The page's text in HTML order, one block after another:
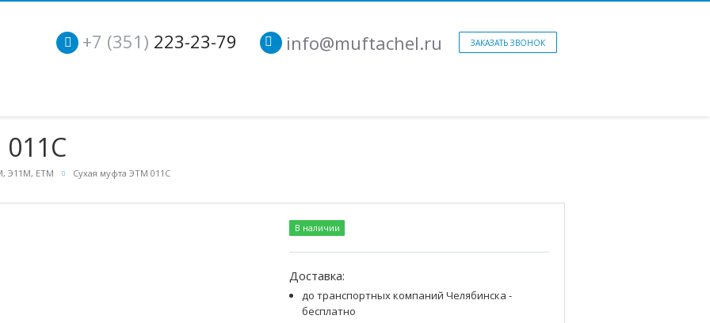
ЗАКАЗАТЬ ЗВОНОК
+7 (351) 223-23-79 info@muftachel.ru
Э11М, ЕТМ Сухая муфта ЭТМ 011С
В наличии
Доставка:
до транспортных компаний Челябинска -
бесплатно